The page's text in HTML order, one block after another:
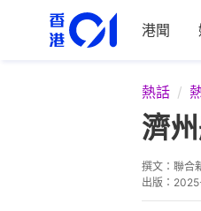
港聞
熱話
濟
撰文： 聯合
出版：